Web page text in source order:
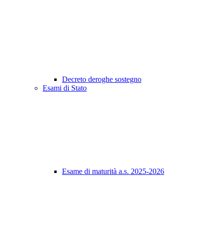
Decreto deroghe sostegno
Esami di Stato
Esame di maturità a.s. 2025-2026